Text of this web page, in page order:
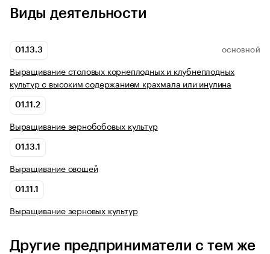
Виды деятельности
01.13.3 ОСНОВНОЙ
Выращивание столовых корнеплодных и клубнеплодных
культур с высоким содержанием крахмала или инулина
01.11.2
Выращивание зернобобовых культур
01.13.1
Выращивание овощей
01.11.1
Выращивание зерновых культур
Другие предприниматели с тем же